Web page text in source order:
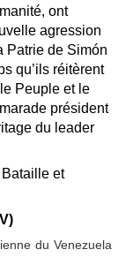
ont
agression
Patrie de Simón
qu’ils réitèrent
Peuple et le
président
du leader
et
du Venezuela